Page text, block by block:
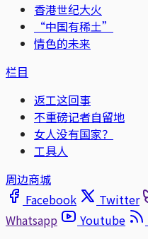
香港世纪大火
“中国有稀土”
情色的未来
栏目
返工这回事
不重磅记者自留地
女人没有国家？
工具人
周边商城
Facebook
Twitter
Whatsapp
Youtube